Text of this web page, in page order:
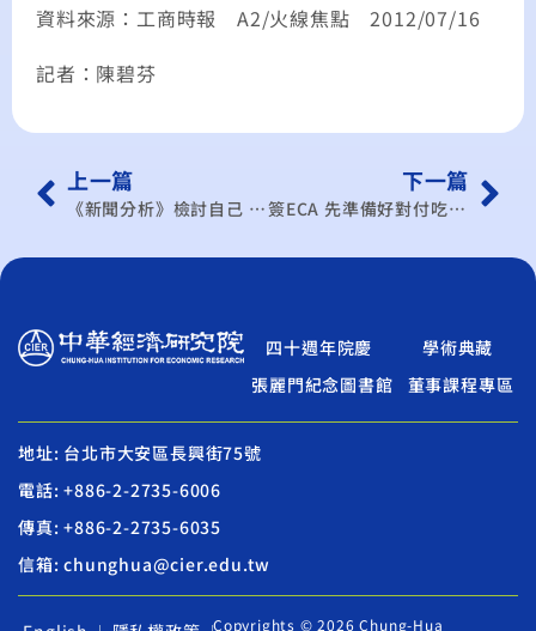
資料來源：工商時報 A2/火線焦點 2012/07/16
記者：陳碧芬
上一篇
《新聞分析》檢討自己 再談FTA
下一篇
簽ECA 先準備好對付吃人老虎 歐美談判時，常強迫對手國制度改革
四十週年院慶
學術典藏
張麗門紀念圖書館
董事課程專區
地址: 台北市大安區長興街75號
電話: +886-2-2735-6006
傳真: +886-2-2735-6035
信箱: chunghua@cier.edu.tw
Copyrights © 2026 Chung-Hua